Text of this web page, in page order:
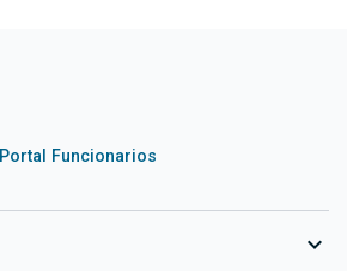
Portal Funcionarios
expand_more